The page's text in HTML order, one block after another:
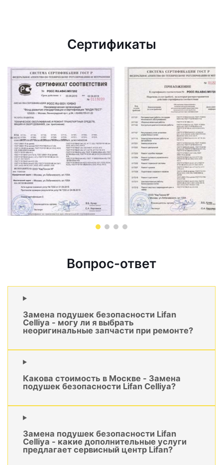
Сертификаты
Вопрос-ответ
Замена подушек безопасности Lifan
Celliya - могу ли я выбрать
неоригинальные запчасти при ремонте?
Какова стоимость в Москве - Замена
подушек безопасности Lifan Celliya?
Замена подушек безопасности Lifan
Celliya - какие дополнительные услуги
предлагает сервисный центр Lifan?